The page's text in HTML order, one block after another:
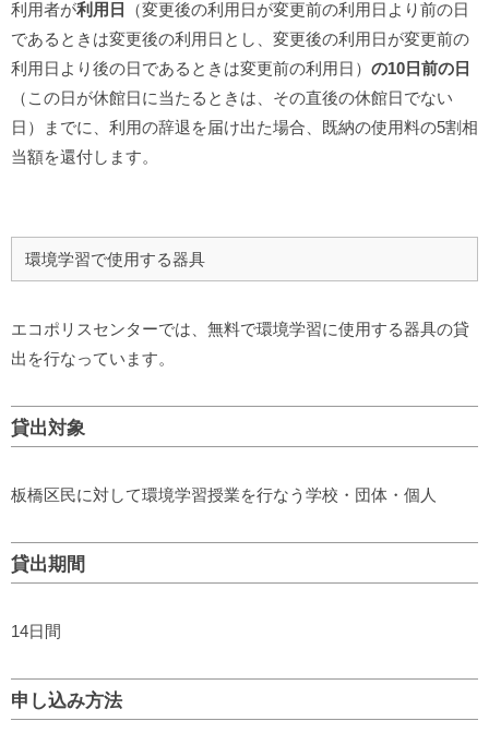
利用者が利用日
（変更後の利用日が変更前の利用日より前の日
であるときは変更後の利用日とし、変更後の利用日が変更前の
利用日より後の日であるときは変更前の利用日） の10日前の日
（この日が休館日に当たるときは、その直後の休館日でない
日）までに、利用の辞退を届け出た場合、既納の使用料の5割相
当額を還付します。
環境学習で使用する器具
エコポリスセンターでは、無料で環境学習に使用する器具の貸
出を行なっています。
貸出対象
板橋区民に対して環境学習授業を行なう学校・団体・個人
貸出期間
14日間
申し込み方法